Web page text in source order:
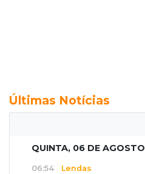
Últimas Notícias
QUINTA, 06 DE AGOSTO
06:54 Lendas